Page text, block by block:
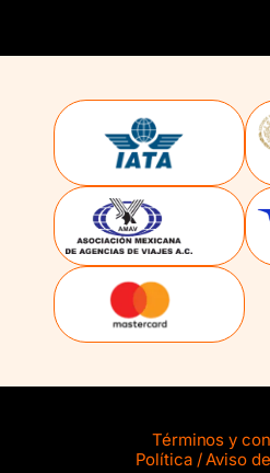
Términos y
Política / Aviso